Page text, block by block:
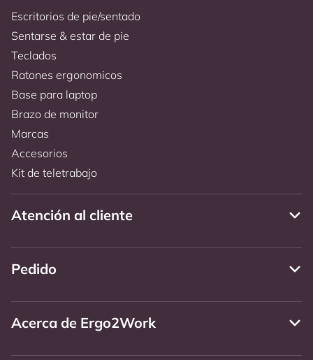
Escritorios de pie/sentado
Sentarse & estar de pie
Teclados
Ratones ergonomicos
Base para laptop
Brazo de monitor
Marcas
Accesorios
Kit de teletrabajo
Atención al cliente
Pedido
Acerca de Ergo2Work